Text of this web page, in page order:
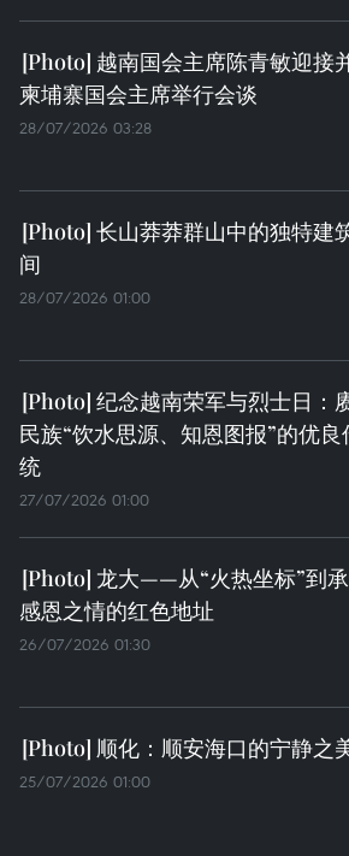
越南国会主席陈青敏迎接
柬埔寨国会主席举行会谈
28/07/2026 03:28
长山莽莽群山中的独特建
间
28/07/2026 01:00
纪念越南荣军与烈士日：
民族“饮水思源、知恩图报”的优良
统
27/07/2026 01:00
龙大——从“火热坐标”到
感恩之情的红色地址
26/07/2026 01:30
顺化：顺安海口的宁静之
25/07/2026 01:00